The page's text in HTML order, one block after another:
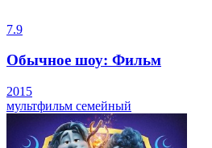
7.9
Обычное шоу: Фильм
2015
мультфильм семейный